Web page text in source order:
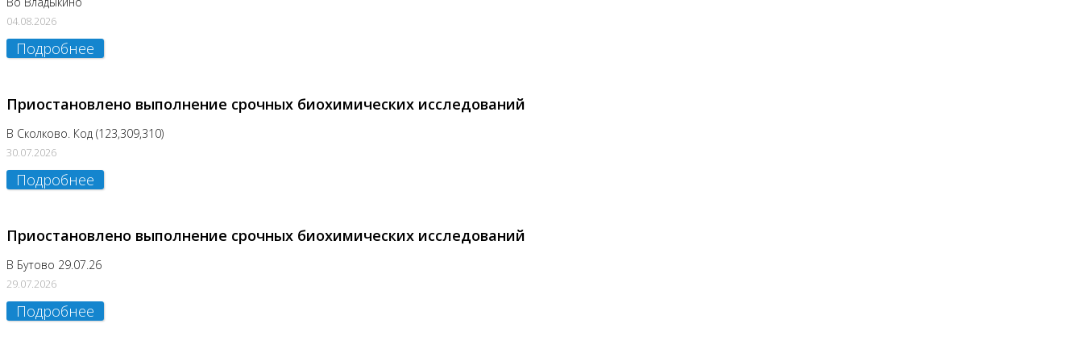
04.08.2026
Подробнее
Приостановлено выполнение срочных биохимических исследований
В Сколково. Код (123,309,310)
30.07.2026
Подробнее
Приостановлено выполнение срочных биохимических исследований
В Бутово 29.07.26
29.07.2026
Подробнее